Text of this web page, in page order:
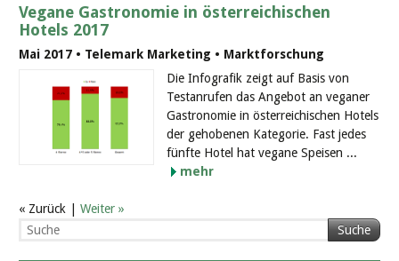
Vegane Gastronomie in österreichischen
Hotels 2017
Mai 2017 • Telemark Marketing • Marktforschung
Die Infografik zeigt auf Basis von
Testanrufen das Angebot an veganer
Gastronomie in österreichischen Hotels
der gehobenen Kategorie. Fast jedes
fünfte Hotel hat vegane Speisen ...
mehr
« Zurück | Weiter »
Suche